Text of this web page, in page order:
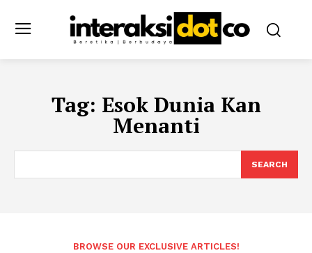
Tag: Esok Dunia Kan
Menanti
SEARCH
BROWSE OUR EXCLUSIVE ARTICLES!